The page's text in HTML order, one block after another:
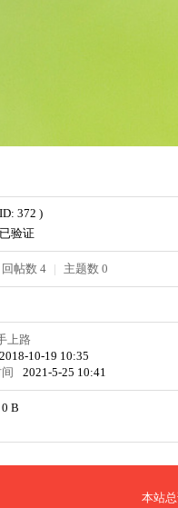
372 )
已验证
回帖数 4 | 主题数 0
上路
2018-10-19 10:35
2021-5-25 10:41
0 B
本站